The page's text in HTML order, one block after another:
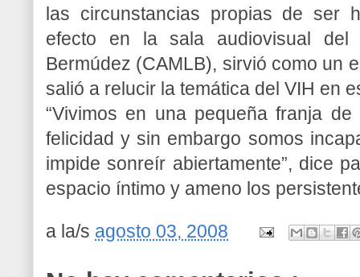
las circunstancias propias de ser
efecto en la sala audiovisual
Bermúdez (CAMLB), sirvió como un
salió a relucir la temática del VIH en
“Vivimos en una pequeña franja
felicidad y sin embargo somos
impide sonreír abiertamente”, dice
espacio íntimo y ameno los
a la/s agosto 03, 2008